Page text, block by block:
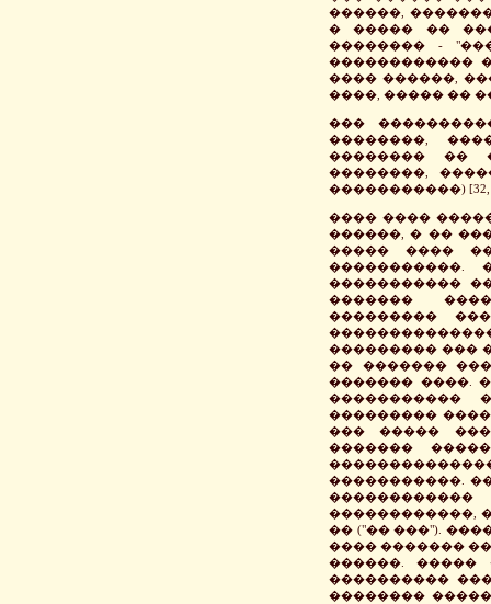
������,
� ����� ��
�������� -
������������
���� ������,
����, ����� ��
���
��������,
�������� ��
��������,
�����������) [32,
���� ����
������, � ��
����� ����
�����������
�������
���������
��������� ���
�� �������
������� ����.
�����������
���������
��� �����
�������
�����������.
������������,
�� ("�� ���").
���� �������
������. �����
����������
��������